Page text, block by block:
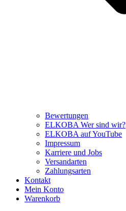
Bewertungen
ELKOBA Wer sind wir?
ELKOBA auf YouTube
Impressum
Karriere und Jobs
Versandarten
Zahlungsarten
Kontakt
Mein Konto
Warenkorb